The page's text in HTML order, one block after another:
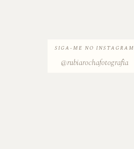
SIGA-ME NO INSTAGRAM
@rubiarochafotografia